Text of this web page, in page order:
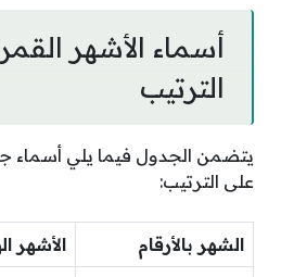
أسماء الأشهر
الترتيب
يتضمن الجدول فيما يلي أسماء
على الترتيب:
الشهر بالأرقام الأشهر